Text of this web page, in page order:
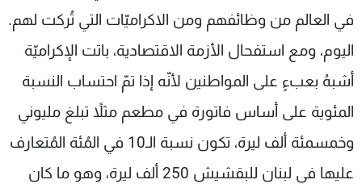
في العالم من وظائفهم ومن الاكراميّات التي تُركت لهم.
اليوم، ومع استفحال الأزمة الاقتصادية، باتت الإكراميّة
أشبهُ بعبءٍ على المواطنين لأنّه إذا تمّ احتساب النسبة
المئوية على أساس فاتورة في مطعم مثلاً تبلغ مليوني
وخمسمئة ألف ليرة، تكون نسبة الـ10 في المُئة المُتعارف
عليها في لبنان للبقشيش 250 ألف ليرة، وهو ما كان